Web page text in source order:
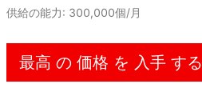
供給の能力: 300,000個/月
最高 の 価格 を 入手 する